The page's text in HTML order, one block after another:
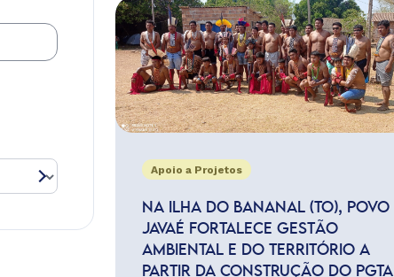
Apoio a Projetos
NA ILHA DO BANANAL (TO), POVO
JAVAÉ FORTALECE GESTÃO
AMBIENTAL E DO TERRITÓRIO A
PARTIR DA CONSTRUÇÃO DO PGTA